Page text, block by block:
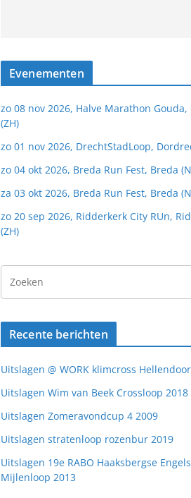
Evenementen
zo 08 nov 2026, Halve Marathon Gouda,
(ZH)
zo 01 nov 2026, DrechtStadLoop,
zo 04 okt 2026, Breda Run Fest, Breda
za 03 okt 2026, Breda Run Fest, Breda
zo 20 sep 2026, Ridderkerk City RUn,
(ZH)
Recente berichten
Uitslagen @ WORK klimcross
Uitslagen Wim van Beek Crossloop 2018
Uitslagen Zomeravondcup 4 2009
Uitslagen stratenloop rozenbur 2019
Uitslagen 19e RABO Haaksbergse
Mijlenloop 2013